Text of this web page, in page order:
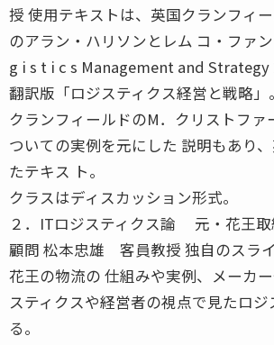
授 使用テキストは、英国クランフィ
のアラン・ハリソンとレム コ・ファ
g i s t i c s Management and
翻訳版「ロジスティクス経営と戦略」。
クランフィールドのM．クリストファ
ついての実例を元にした 説明もあり
たテキス ト。
クラスはディスカッション形式。
２．ITロジスティクス論 元・花王
顧問 松本忠雄 客員教授 独自のスライ
花王の物流の 仕組みや実例、メーカ
スティクスや経営者の視点で見たロ
る。